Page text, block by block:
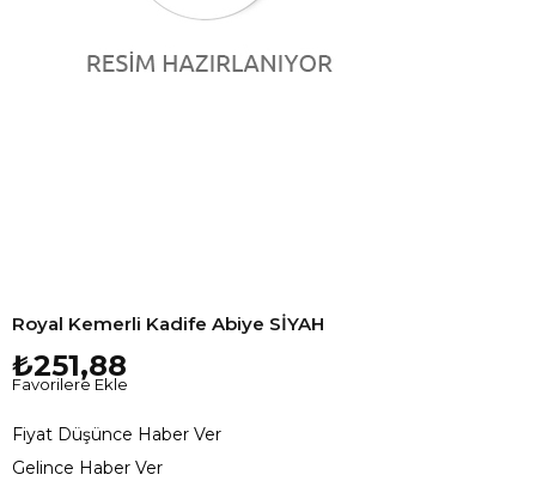
Royal Kemerli Kadife Abiye SİYAH
₺251,88
Favorilere Ekle
Fiyat Düşünce Haber Ver
Gelince Haber Ver